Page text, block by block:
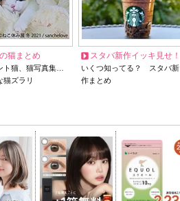
猫まとめ
ト猫、猫写真集…
猫ズラリ
スタバ新作イッキ見せ！
いくつ知ってる？ スタバ新
作まとめ